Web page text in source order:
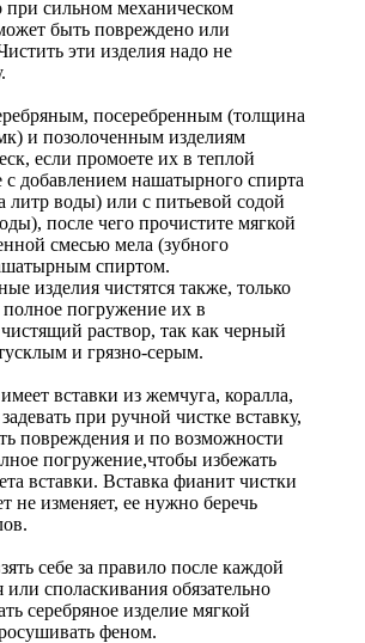
при сильном механическом
быть повреждено или
эти изделия надо не
посеребренным (толщина
и позолоченным изделиям
если промоете их в теплой
добавлением нашатырного спирта
литр воды) или с питьевой содой
после чего прочистите мягкой
смесью мела (зубного
спиртом.
изделия чистятся также, только
погружение их в
раствор, так как черный
и грязно-серым.
вставки из жемчуга, коралла,
при ручной чистке вставку,
повреждения и по возможности
погружение,чтобы избежать
вставки. Вставка фианит чистки
не изменяет, ее нужно беречь
себе за правило после каждой
споласкивания обязательно
серебряное изделие мягкой
феном.